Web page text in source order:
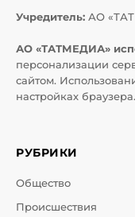
Учредитель: АО
АО «ТАТМЕДИА»
персонализации
сайтом.
настройках браузера.
РУБРИКИ
Общество
Происшествия